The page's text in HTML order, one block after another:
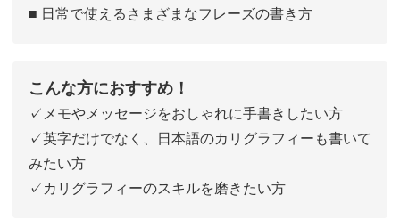
■ 日常で使えるさまざまなフレーズの書き方
こんな方におすすめ！
✓メモやメッセージをおしゃれに手書きしたい方
✓英字だけでなく、日本語のカリグラフィーも書いて
みたい方
✓カリグラフィーのスキルを磨きたい方